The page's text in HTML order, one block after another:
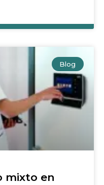
Blog
mixto en